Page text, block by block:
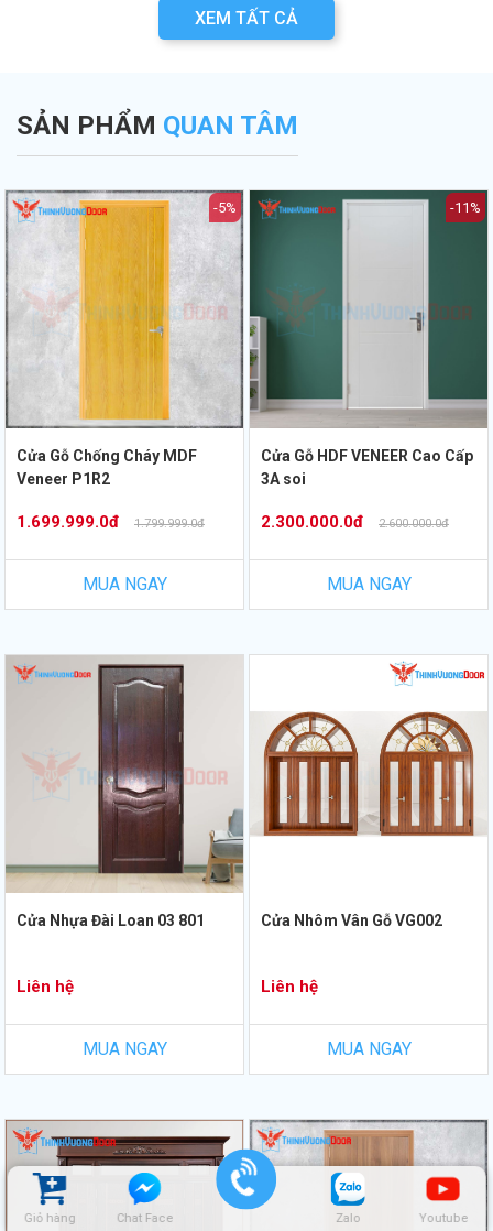
Giỏ hàng Chat Face Zalo Youtube
sơ đồ cấu tạo và
và các tiêu chuẩn
XEM TẤT CẢ
SẢN PHẨM QUAN TÂM
-5%
Cửa Gỗ Chống Cháy MDF
Veneer P1R2
1.699.999.0đ 1.799.999.0đ
MUA NGAY
-11%
Cửa Gỗ HDF VENEER Cao Cấp
3A soi
2.300.000.0đ 2.600.000.0đ
MUA NGAY
Cửa Nhựa Đài Loan 03 801
Liên hệ
MUA NGAY
Cửa Nhôm Vân Gỗ VG002
Liên hệ
MUA NGAY